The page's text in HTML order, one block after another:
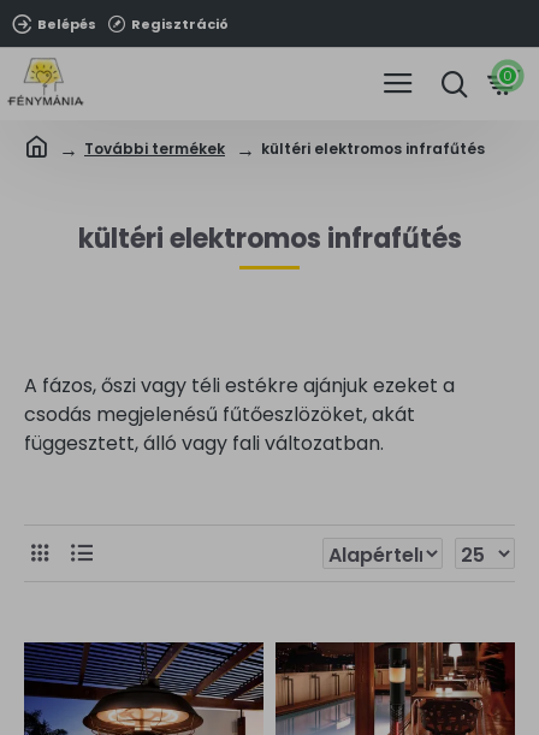
Belépés Regisztráció
0
További termékek kültéri elektromos infrafűtés
kültéri elektromos infrafűtés
A fázos, őszi vagy téli estékre ajánjuk ezeket a
csodás megjelenésű fűtőeszlözöket, akát
függesztett, álló vagy fali változatban.